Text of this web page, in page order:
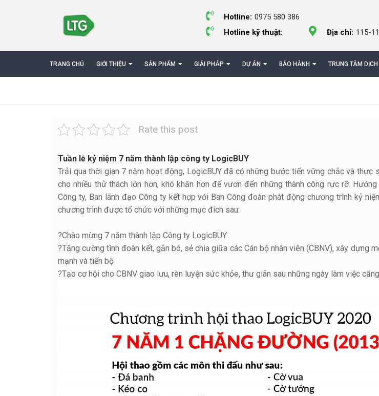
Hotline: 0975 580 386
Hotline kỹ thuật:
Địa chỉ: 115-
TRANG CHỦ GIỚI THIỆU SẢN PHẨM GIẢI PHÁP DỰ ÁN BẢO HÀNH TRUNG TÂM
Rate this post
Tuần lễ kỷ niệm 7 năm thành lập công ty LogicBUY
Trải qua thời gian 7 năm hoạt động, LogicBUY đã có những bước tiến vững chắc và thực
cho nhiều thử thách lớn hơn, khó khăn hơn để vươn đến những thành công rực rỡ.
Công ty, Ban lãnh đạo Công ty kết hợp với Ban Công đoàn phát động chương trình kỷ
chương trình được tổ chức với những mục đích sau:
?Chào mừng 7 năm thành lập Công ty LogicBUY
?Tăng cường tình đoàn kết, gắn bó, sẻ chia giữa các Cán bộ nhân viên (CBNV), xây dựng
mạnh và tiến bộ
?Tạo cơ hội cho CBNV giao lưu, rèn luyện sức khỏe, thư giãn sau những ngày làm việc